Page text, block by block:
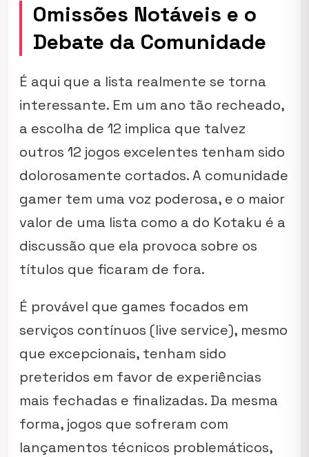
Omissões Notáveis e o
Debate da Comunidade
É aqui que a lista realmente se torna
interessante. Em um ano tão recheado,
a escolha de 12 implica que talvez
outros 12 jogos excelentes tenham sido
dolorosamente cortados. A comunidade
gamer tem uma voz poderosa, e o maior
valor de uma lista como a do Kotaku é a
discussão que ela provoca sobre os
títulos que ficaram de fora.
É provável que games focados em
serviços contínuos (live service), mesmo
que excepcionais, tenham sido
preteridos em favor de experiências
mais fechadas e finalizadas. Da mesma
forma, jogos que sofreram com
lançamentos técnicos problemáticos,